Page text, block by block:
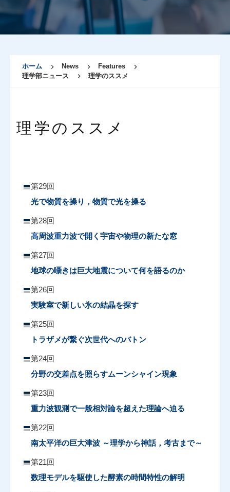
ホーム News
Features
理学部ニュース
理学のススメ
理学のススメ
第29回
光で物質を操り，物質で光を操る
第28回
高周波重力波で開く宇宙や物理の新たな窓
第27回
地球の囁きは巨大地震について何を語るのか
第26回
実験室で新しい氷の結晶を探す
第25回
トラザメが繋ぐ次世代へのバトン
第24回
分野の交差点を照らすムーンシャイン現象
第23回
重力波観測で一般相対論を超えた理論へ迫る
第22回
南太平洋の巨大津波 ～理学から神話，考古まで～
第21回
数理モデルを駆使した酵素の時間特性の解明